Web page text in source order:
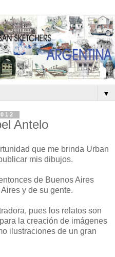
▼
Antelo
que me brinda Urban
mis dibujos.
de Buenos Aires
y de su gente.
pues los relatos son
la creación de imágenes
ilustraciones de un gran